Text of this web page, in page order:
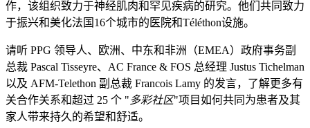
作，该组织致力于神经肌肉和罕见疾病的研究。他们共同致力
于振兴和美化法国16个城市的医院和Téléthon设施。
请听 PPG 领导人、欧洲、中东和非洲（EMEA）政府事务副
总裁 Pascal Tisseyre、AC France & FOS 总经理 Justus Tichelman
以及 AFM-Telethon 副总裁 Francois Lamy 的发言，了解更多有
关合作关系和超过 25 个 " 多彩社区"项目如何共同为患者及其
家人带来持久的希望和舒适。